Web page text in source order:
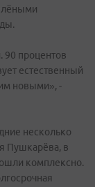
90 процентов
естественный
новыми», -
несколько
Пушкарёва, в
комплексно.